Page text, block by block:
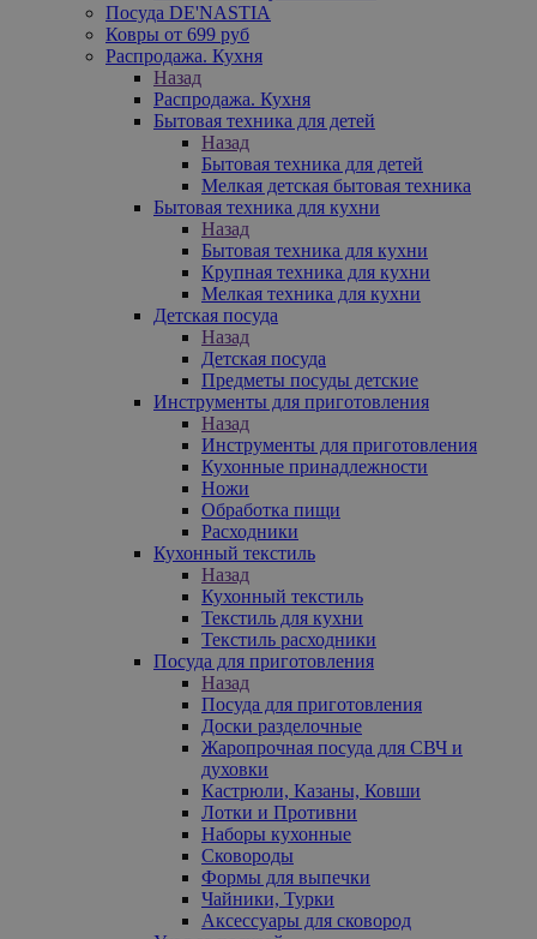
Посуда DE'NASTIA
Ковры от 699 руб
Распродажа. Кухня
Назад
Распродажа. Кухня
Бытовая техника для детей
Назад
Бытовая техника для детей
Мелкая детская бытовая техника
Бытовая техника для кухни
Назад
Бытовая техника для кухни
Крупная техника для кухни
Мелкая техника для кухни
Детская посуда
Назад
Детская посуда
Предметы посуды детские
Инструменты для приготовления
Назад
Инструменты для приготовления
Кухонные принадлежности
Ножи
Обработка пищи
Расходники
Кухонный текстиль
Назад
Кухонный текстиль
Текстиль для кухни
Текстиль расходники
Посуда для приготовления
Назад
Посуда для приготовления
Доски разделочные
Жаропрочная посуда для СВЧ и
духовки
Кастрюли, Казаны, Ковши
Лотки и Противни
Наборы кухонные
Сковороды
Формы для выпечки
Чайники, Турки
Аксессуары для сковород